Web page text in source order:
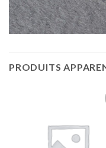
PRODUITS